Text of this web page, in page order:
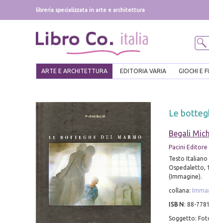
libreria specializzata in arte e architettura
ARTE E ARCHITETTURA EDITORIA VARIA GIOCHI E
Le
Begali
Pacini Editore
Testo Italiano
Ospedaletto,
(Immagine).
collana:
ISBN : 88-
Soggetto: